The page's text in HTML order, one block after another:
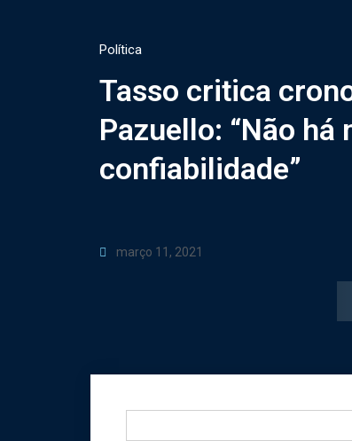
Política
Tasso critica
Pazuello: “Não
confiabilidade”
março 11, 2021